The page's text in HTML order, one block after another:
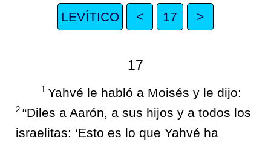
LEVÍTICO < 17 >
17
1 Yahvé le habló a Moisés y le dijo:
2 “Diles a Aarón, a sus hijos y a todos los
israelitas: ‘Esto es lo que Yahvé ha